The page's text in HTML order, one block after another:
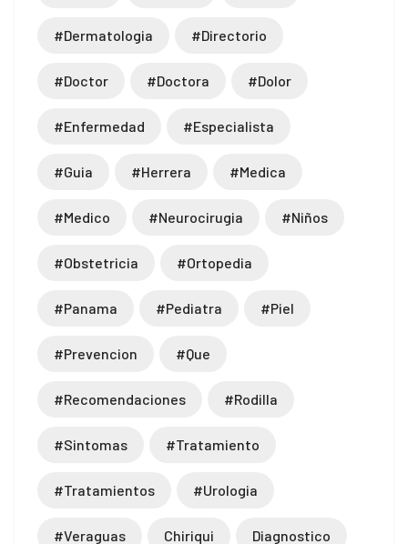
#dermatologia #directorio
#doctor #doctora #dolor
#enfermedad #especialista
#guia #herrera #medica
#medico #neurocirugia #niños
#obstetricia #ortopedia
#panama #pediatra #piel
#prevencion #que
#recomendaciones #rodilla
#sintomas #tratamiento
#tratamientos #urologia
#veraguas Chiriqui Diagnostico